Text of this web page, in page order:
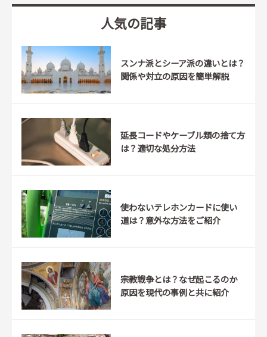
人気の記事
スンナ派とシーア派の違いとは？
関係や対立の原因を簡単解説
延長コードやケーブル類の捨て方
は？適切な処分方法
使わないテレホンカードに使い
道は？意外な方法をご紹介
宗教戦争とは？なぜ起こるのか
原因を現代の事例と共に紹介